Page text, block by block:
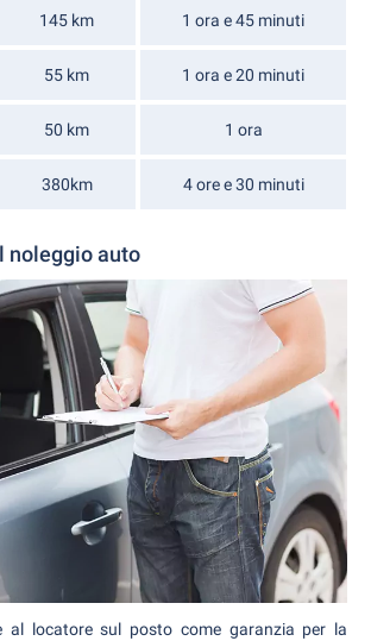
145 km 1 ora e 45 minuti
55 km 1 ora e 20 minuti
50 km 1 ora
380km 4 ore e 30 minuti
noleggio auto
al locatore sul posto come garanzia per la